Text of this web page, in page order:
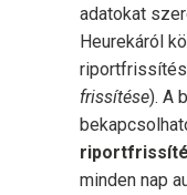
adatokat
Heurekáról
frissítése). A
minden nap